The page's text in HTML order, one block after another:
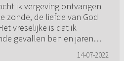
ik vergeving ontvangen
zonde, de liefde van God
vreselijke is dat ik
gevallen ben en jaren
14-07-2022